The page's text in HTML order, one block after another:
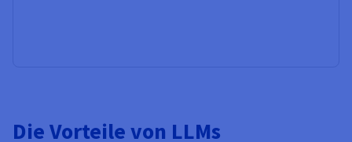
Die Vorteile von LLMs